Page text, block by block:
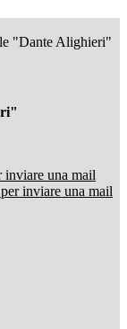
"Dante Alighieri"
inviare una mail
inviare una mail